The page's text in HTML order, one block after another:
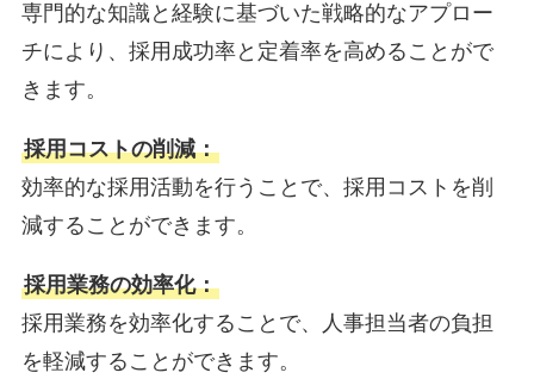
専門的な知識と経験に基づいた戦略的なアプロー
チにより、採用成功率と定着率を高めることがで
きます。
採用コストの削減：
効率的な採用活動を行うことで、採用コストを削
減することができます。
採用業務の効率化：
採用業務を効率化することで、人事担当者の負担
を軽減することができます。